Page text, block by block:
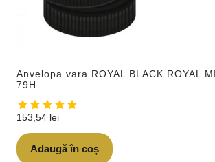
Anvelopa vara ROYAL BLACK ROYAL
79H
153,54 lei
Adaugă în coș